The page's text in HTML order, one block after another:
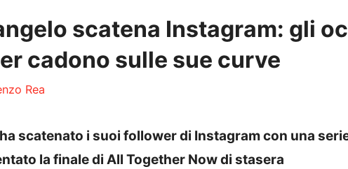
scatena Instagram: gli
cadono sulle sue curve
Rea
scatenato i suoi follower di Instagram con una
la finale di All Together Now di stasera